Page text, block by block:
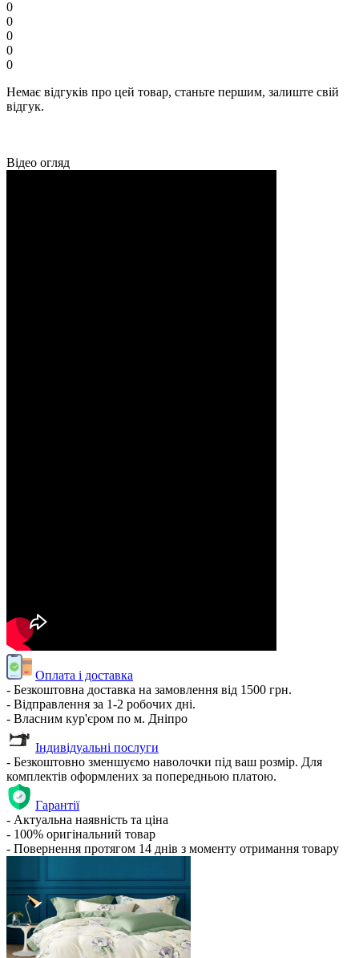
0
0
0
0
0
Немає відгуків про цей товар, станьте першим, залиште свій
відгук.
Відео огляд
Оплата і доставка
- Безкоштовна доставка на замовлення від 1500 грн.
- Відправлення за 1-2 робочих дні.
- Власним кур'єром по м. Дніпро
Індивідуальні послуги
- Безкоштовно зменшуємо наволочки під ваш розмір. Для
комплектів оформлених за попередньою платою.
Гарантії
- Актуальна наявність та ціна
- 100% оригінальний товар
- Повернення протягом 14 днів з моменту отримання товару